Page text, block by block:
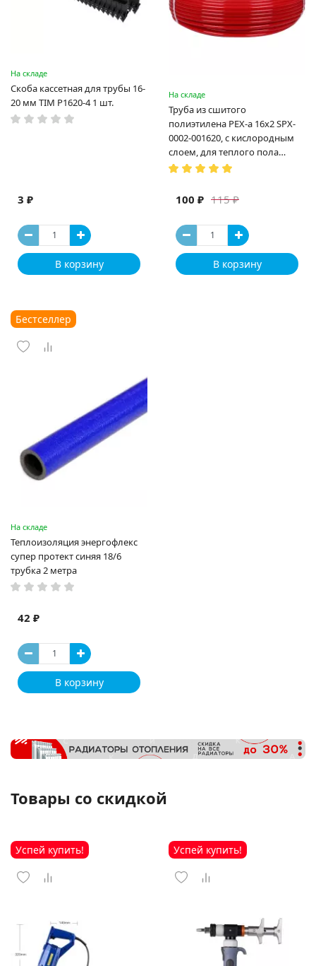
На складе
Скоба кассетная для трубы 16-
20 мм TIM P1620-4 1 шт.
3 ₽
В корзину
На складе
Труба из сшитого
полиэтилена PEX-a 16х2 SPX-
0002-001620, с кислородным
слоем, для теплого пола
(Испания)
115 ₽
100 ₽
В корзину
Бестселлер
На складе
Теплоизоляция энергофлекс
супер протект синяя 18/6
трубка 2 метра
42 ₽
В корзину
Товары со скидкой
Успей купить! Успей купить!